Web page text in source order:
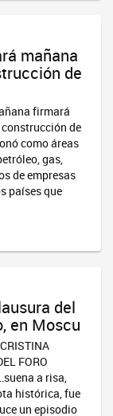
mañana
de
firmará
de
como áreas
gas,
de empresas
países que
del
en Moscu
FORO
a risa,
histórica, fue
un episodio